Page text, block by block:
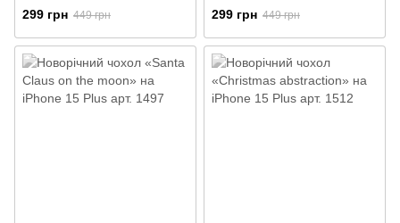
Plus арт. 1489
299 грн 449 грн 299 грн 449 грн